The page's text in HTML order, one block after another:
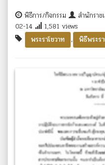
พิธีการ/กิจกรรม สำนักราช
02-14
1,581 views
พระราโชวาท
, พิธีพระ